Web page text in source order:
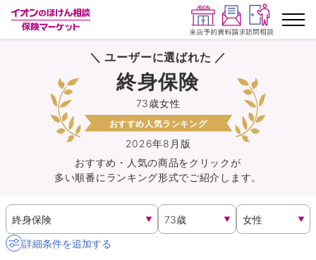
ランキングから探す
保険を比較する
保険会社から探す
イオンカード会員さま専用保険
キャンペーン一覧
＼ ユーザーに選ばれた ／
2026年8月版
73歳女性
終身保険
おすすめ人気ランキング
おすすめ・人気の商品をクリックが
多い順番にランキング形式でご紹介します。
詳細条件を追加する